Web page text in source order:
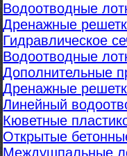
Водоотводные
Дренажные
Гидравлическое
Водоотводные
Дополнительные
Дренажные
Линейный
Кюветные
Открытые
Междушпальные